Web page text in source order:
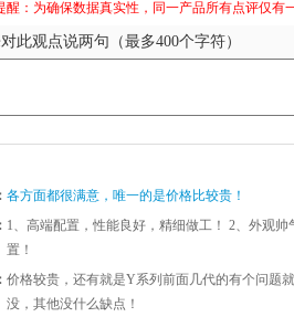
醒：为确保数据真实性，同一产品所有点评仅有
此观点说两句（最多400个字符）
各方面都很满意，唯一的是价格比较贵！
1、高端配置，性能良好，精细做工！ 2、外观
置！
价格较贵，还有就是Y系列前面几代的有个问题
没，其他没什么缺点！